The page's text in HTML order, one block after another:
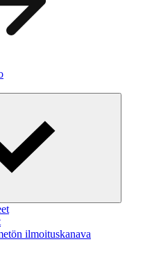
ilmoituskanava